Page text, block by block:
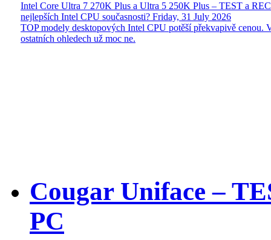
Intel Core Ultra 7 270K Plus a Ultra 5 250K Plus – TEST a
nejlepších Intel CPU současnosti? Friday, 31 July 2026
TOP modely desktopových Intel CPU potěší překvapivě cenou.
ostatních ohledech už moc ne.
Cougar Uniface –
PC